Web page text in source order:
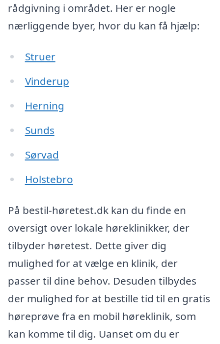
rådgivning i området. Her er nogle
nærliggende byer, hvor du kan få hjælp:
Struer
Vinderup
Herning
Sunds
Sørvad
Holstebro
På bestil-høretest.dk kan du finde en
oversigt over lokale høreklinikker, der
tilbyder høretest. Dette giver dig
mulighed for at vælge en klinik, der
passer til dine behov. Desuden tilbydes
der mulighed for at bestille tid til en gratis
høreprøve fra en mobil høreklinik, som
kan komme til dig. Uanset om du er